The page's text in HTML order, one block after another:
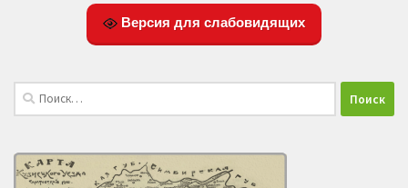
Версия для слабовидящих
Найти: